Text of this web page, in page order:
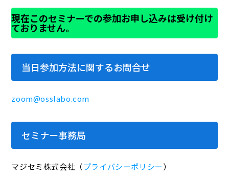
現在このセミナーでの参加お申し込みは受け付け
ておりません。
当日参加方法に関するお問合せ
zoom@osslabo.com
セミナー事務局
マジセミ株式会社（プライバシーポリシー）